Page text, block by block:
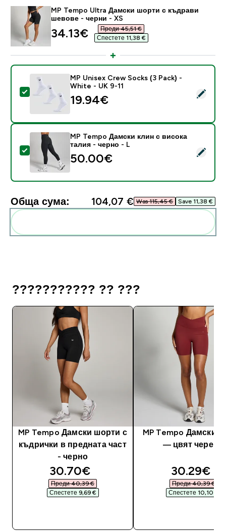
MP Tempo Ultra Дамски шорти с къдрави
шевове - черни - XS
discounted price
34.13€‎
Преди 45,51 €‎
Спестете 11,38 €‎
Select this product - MP Unisex Crew Socks (3 Pack)
MP Unisex Crew Socks (3 Pack) -
White - UK 9-11
19.94€‎
Select this product - MP Tempo Дамски клин с
MP Tempo Дамски клин с висока
талия - черно - L
50.00€‎
Обща сума: 104,07 €‎ Was 115,45 €‎ Save 11,38 €‎
??????????? ?? ???
MP Tempo Дамски шорти с
къдрички в предната част
- черно
discounted price
30.70€‎
Преди 40,39 €‎
Спестете 9,69 €‎
MP Tempo Дамски
— цвят череша
30.29€‎
Преди 40,39 €‎
Спестете 10,10 €‎